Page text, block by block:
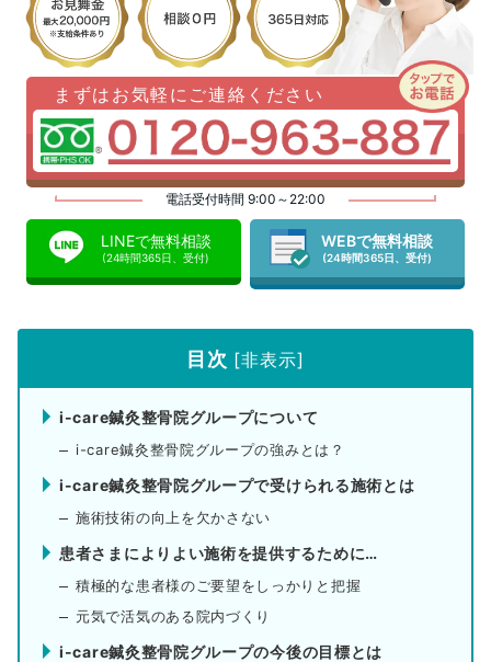
まずはお気軽にご連絡ください
電話受付時間 9:00～22:00
LINEで無料相談
(24時間365日、受付)
WEBで無料相談
(24時間365日、受付)
目次 [非表示]
i-care鍼灸整骨院グループについて
i-care鍼灸整骨院グループの強みとは？
i-care鍼灸整骨院グループで受けられる施術とは
施術技術の向上を欠かさない
患者さまによりよい施術を提供するために…
積極的な患者様のご要望をしっかりと把握
元気で活気のある院内づくり
i-care鍼灸整骨院グループの今後の目標とは